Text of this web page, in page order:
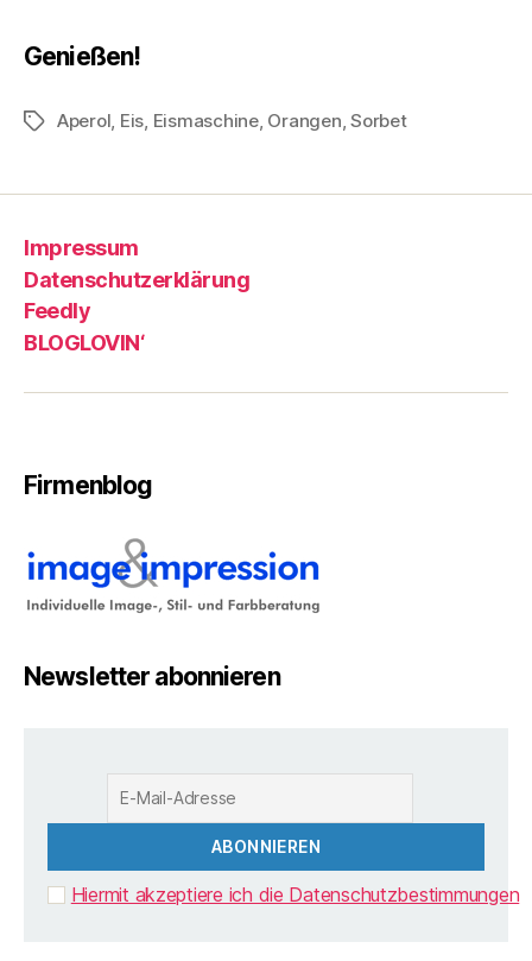
Genießen!
Schlagwörter
Aperol Eis Eismaschine, Orangen ,Sorbet
Impressum
Datenschutzerklärung
Feedly
BLOGLOVIN‘
Firmenblog
Newsletter abonnieren
Hiermit akzeptiere ich die Datenschutzbestimmungen